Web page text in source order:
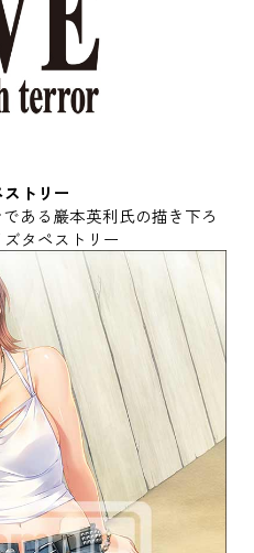
トリー
ある巖本英利氏の描き下ろ
タペストリー